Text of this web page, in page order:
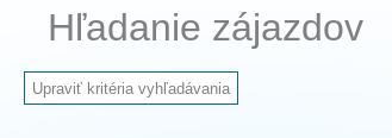
Hľadanie zájazdov